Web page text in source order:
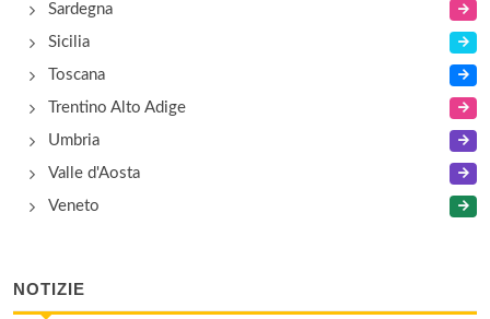
Sardegna
Sicilia
Toscana
Trentino Alto Adige
Umbria
Valle d'Aosta
Veneto
NOTIZIE